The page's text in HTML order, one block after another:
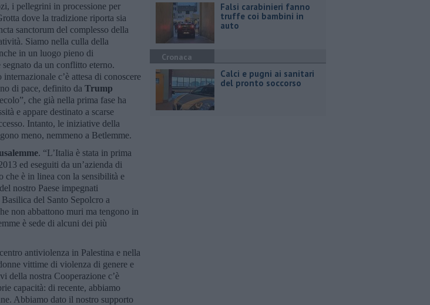
i pellegrini in processione per
dove la tradizione riporta sia
sanctorum del complesso della
Siamo nella culla della
in un luogo pieno di
da un conflitto eterno.
c’è attesa di conoscere
di pace, definito da Trump
che già nella prima fase ha
e appare destinato a scarse
Intanto, le iniziative della
meno, nemmeno a Betlemme.
. “L’Italia è stata in prima
ed eseguiti da un’azienda di
che è in linea con la sensibilità e
nostro Paese impegnati
del Santo Sepolcro a
non abbattono muri ma tengono in
è sede di alcuni dei più
antiviolenza in Palestina e nella
vittime di violenza di genere e
della nostra Cooperazione c’è
capacità: di recente, abbiamo
Abbiamo dato il nostro supporto
Falsi carabinieri fanno
truffe coi bambini in
auto
Cronaca
Calci e pugni ai sanitari
del pronto soccorso